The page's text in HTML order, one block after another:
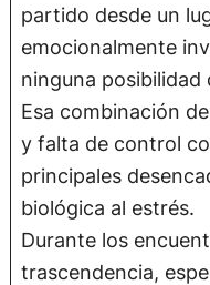
partido desde un
emocionalmente
ninguna posibilidad
Esa combinación
y falta de control
principales
biológica al estrés.
Durante los
trascendencia,